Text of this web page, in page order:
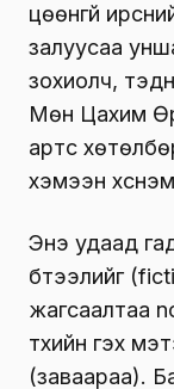
цөөнгүй
залуусаа
зохиолч,
Мөн Цахим
артс
хэмээн
Энэ удаад
бүтээлийг
жагсаалтаа
түүхийн гэх
(заваараа).